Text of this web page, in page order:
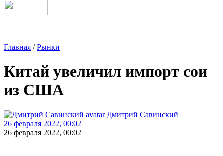
Главная /Рынки
Китай увеличил импорт сои
из США
Дмитрий Савинский
26 февраля 2022, 00:02
26 февраля 2022, 00:02